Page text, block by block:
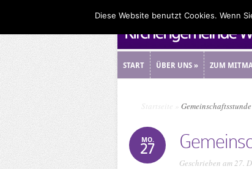
START ÜBER UNS» ZUM
Startseite Gemeinschaftsstunde
MO.
27
Geschrieben am 27.
Diese Website benutzt Cookies. Wenn